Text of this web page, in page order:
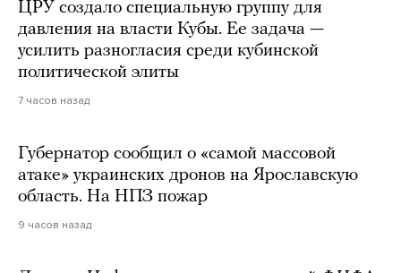
ЦРУ создало специальную группу для
давления на власти Кубы. Ее задача —
усилить разногласия среди кубинской
политической элиты
7 часов назад
Губернатор сообщил о «самой массовой
атаке» украинских дронов на Ярославскую
область. На НПЗ пожар
9 часов назад